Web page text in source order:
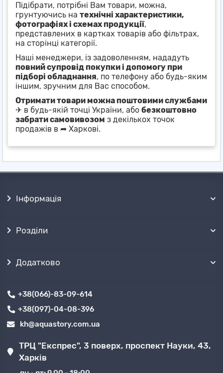
Підібрати, потрібні Вам товари, можна,
грунтуючись на технічні характеристики,
фотографіях і схемах продукції,
представлених в картках товарів або фільтрах,
на сторінці категорії.
Наші менеджери, із задоволенням, нададуть
повний супровід покупки і допомогу при
підборі обладнання, по телефону або будь-яким
іншим, зручним для Вас способом.
Отримати товари можна поштовими службами
✈ в будь-якій точці України, або безкоштовно
забрати самовивозом з декількох точок
продажів в ➦ Харкові.
Інформація
Розділи
Додатково
+38(066)-83-09-614
+38(097)-04-08-396
kh@aquastory.com.ua
ТРЦ "Експрес", 3 поверх, проспект Науки, 43,
Харків